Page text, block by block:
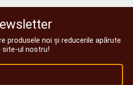
produsele noi și reducerile apărute
site-ul nostru!